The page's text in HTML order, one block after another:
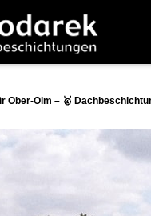
Ober-Olm – 🥇